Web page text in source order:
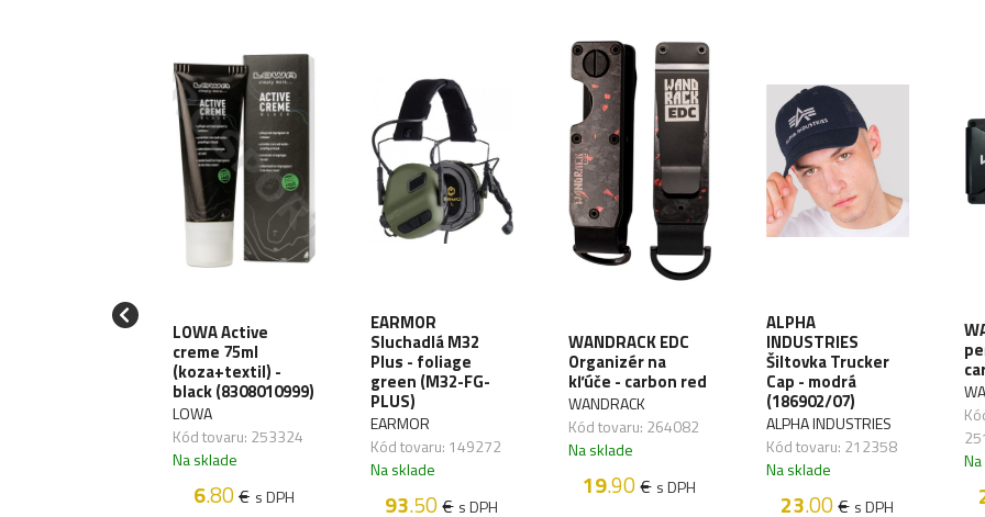
LOWA Active
creme 75ml
(koza+textil) -
black (8308010999)
LOWA
Kód tovaru: 253324
Na sklade
6.80€ s DPH
EARMOR
Sluchadlá M32
Plus - foliage
green (M32-FG-
PLUS)
EARMOR
Kód tovaru: 149272
Na sklade
93.50€ s DPH
WANDRACK EDC
Organizér na
kľúče - carbon red
WANDRACK
Kód tovaru: 264082
Na sklade
19.90€ s DPH
ALPHA
INDUSTRIES
Šiltovka Trucker
Cap - modrá
(186902/07)
ALPHA INDUSTRIES
Kód tovaru: 212358
Na sklade
23.00€ s DPH